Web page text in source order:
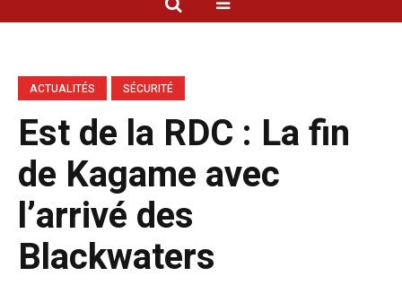
ACTUALITÉS SÉCURITÉ
Est de la RDC : La fin
de Kagame avec
l’arrivé des
Blackwaters